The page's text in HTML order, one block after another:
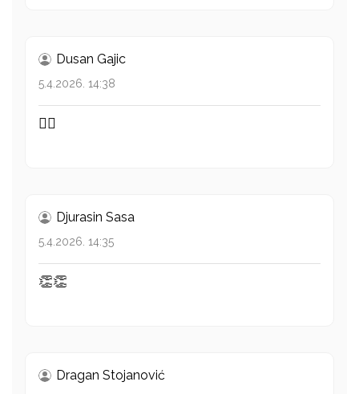
Dusan Gajic
5.4.2026. 14:38
👌🏻
Djurasin Sasa
5.4.2026. 14:35
👏👏
Dragan Stojanović